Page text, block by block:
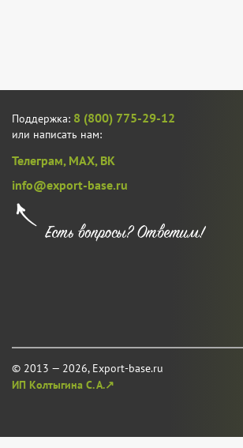
Поддержка: 8 (800) 775-29-12
или написать нам:
Телеграм, MAX, ВК
info@export-base.ru
© 2013 — 2026, Export-base.ru
ИП Колтыгина С. А.↗